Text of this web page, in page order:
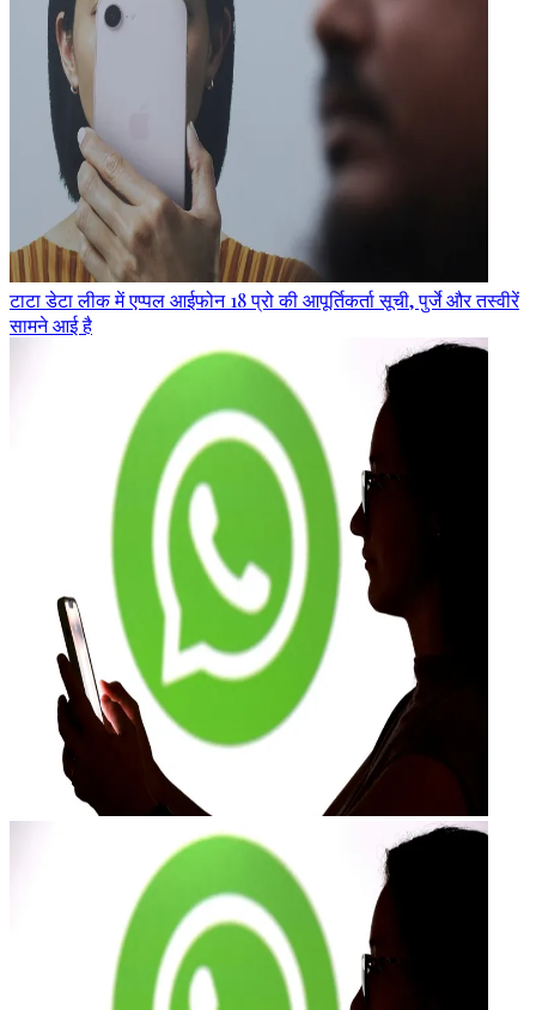
टाटा डेटा लीक में एप्पल आईफोन 18 प्रो की आपूर्तिकर्ता सूची, पुर्जे और तस्वीरें
सामने आई है